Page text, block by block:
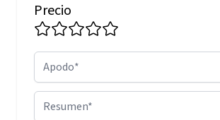
Precio
Apodo
Resumen